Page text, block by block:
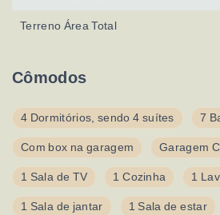
Cômodos
4 Dormitórios, sendo 4 suítes 7
Com box na garagem Garagem
1 Sala de TV 1 Cozinha 1
1 Sala de jantar 1 Sala de estar
Terreno Área Total